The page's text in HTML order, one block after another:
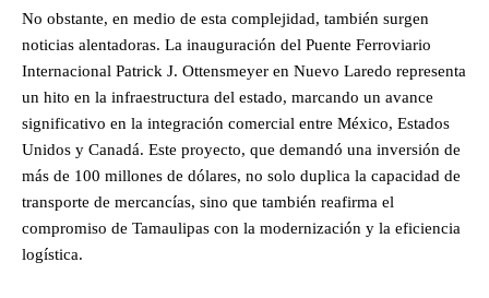
No obstante, en medio de esta complejidad, también surgen
noticias alentadoras. La inauguración del Puente Ferroviario
Internacional Patrick J. Ottensmeyer en Nuevo Laredo representa
un hito en la infraestructura del estado, marcando un avance
significativo en la integración comercial entre México, Estados
Unidos y Canadá. Este proyecto, que demandó una inversión de
más de 100 millones de dólares, no solo duplica la capacidad de
transporte de mercancías, sino que también reafirma el
compromiso de Tamaulipas con la modernización y la eficiencia
logística.